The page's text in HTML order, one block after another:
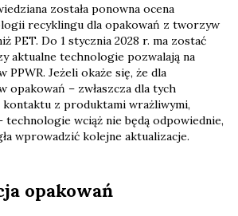
została ponowna ocena
recyklingu dla opakowań z tworzyw
PET. Do 1 stycznia 2028 r. ma zostać
aktualne technologie pozwalają na
PPWR. Jeżeli okaże się, że dla
opakowań – zwłaszcza dla tych
z produktami wrażliwymi,
technologie wciąż nie będą odpowiednie,
wprowadzić kolejne aktualizacje.
opakowań